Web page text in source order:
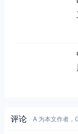
评论 A 为本文作者，